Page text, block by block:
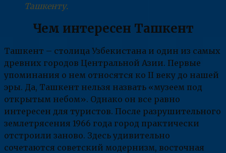
Ташкенту.
Чем интересен Ташкент
Ташкент – столица Узбекистана и один из самых
древних городов Центральной Азии. Первые
упоминания о нем относятся ко II веку до нашей
эры. Да, Ташкент нельзя назвать «музеем под
открытым небом». Однако он все равно
интересен для туристов. После разрушительного
землетрясения 1966 года город практически
отстроили заново. Здесь удивительно
сочетаются советский модернизм, восточная